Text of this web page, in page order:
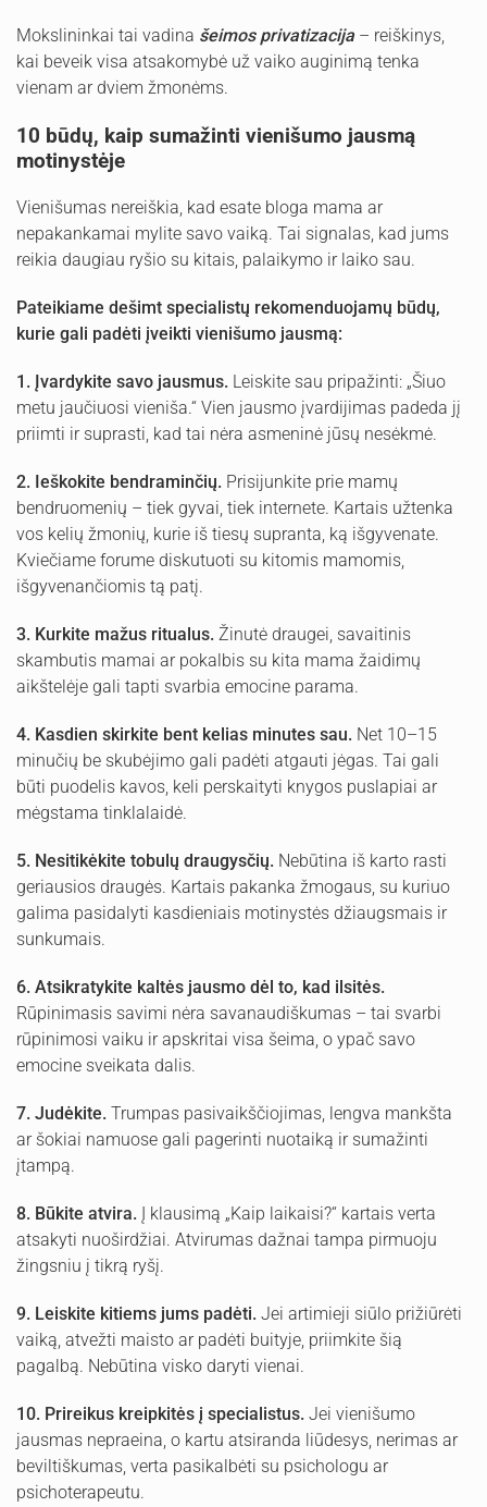
Mokslininkai tai vadina šeimos privatizacija– reiškinys,
kai beveik visa atsakomybė už vaiko auginimą tenka
vienam ar dviem žmonėms.
10 būdų, kaip sumažinti vienišumo jausmą
motinystėje
Vienišumas nereiškia, kad esate bloga mama ar
nepakankamai mylite savo vaiką. Tai signalas, kad jums
reikia daugiau ryšio su kitais, palaikymo ir laiko sau.
Pateikiame dešimt specialistų rekomenduojamų būdų,
kurie gali padėti įveikti vienišumo jausmą:
1. Įvardykite savo jausmus. Leiskite sau pripažinti: „Šiuo
metu jaučiuosi vieniša.“ Vien jausmo įvardijimas padeda jį
priimti ir suprasti, kad tai nėra asmeninė jūsų nesėkmė.
2. Ieškokite bendraminčių. Prisijunkite prie mamų
bendruomenių – tiek gyvai, tiek internete. Kartais užtenka
vos kelių žmonių, kurie iš tiesų supranta, ką išgyvenate.
Kviečiame forume diskutuoti su kitomis mamomis,
išgyvenančiomis tą patį.
3. Kurkite mažus ritualus. Žinutė draugei, savaitinis
skambutis mamai ar pokalbis su kita mama žaidimų
aikštelėje gali tapti svarbia emocine parama.
4. Kasdien skirkite bent kelias minutes sau. Net 10–15
minučių be skubėjimo gali padėti atgauti jėgas. Tai gali
būti puodelis kavos, keli perskaityti knygos puslapiai ar
mėgstama tinklalaidė.
5. Nesitikėkite tobulų draugysčių. Nebūtina iš karto rasti
geriausios draugės. Kartais pakanka žmogaus, su kuriuo
galima pasidalyti kasdieniais motinystės džiaugsmais ir
sunkumais.
6. Atsikratykite kaltės jausmo dėl to, kad ilsitės.
Rūpinimasis savimi nėra savanaudiškumas – tai svarbi
rūpinimosi vaiku ir apskritai visa šeima, o ypač savo
emocine sveikata dalis.
7. Judėkite. Trumpas pasivaikščiojimas, lengva mankšta
ar šokiai namuose gali pagerinti nuotaiką ir sumažinti
įtampą.
8. Būkite atvira. Į klausimą „Kaip laikaisi?“ kartais verta
atsakyti nuoširdžiai. Atvirumas dažnai tampa pirmuoju
žingsniu į tikrą ryšį.
9. Leiskite kitiems jums padėti. Jei artimieji siūlo prižiūrėti
vaiką, atvežti maisto ar padėti buityje, priimkite šią
pagalbą. Nebūtina visko daryti vienai.
10. Prireikus kreipkitės į specialistus. Jei vienišumo
jausmas nepraeina, o kartu atsiranda liūdesys, nerimas ar
beviltiškumas, verta pasikalbėti su psichologu ar
psichoterapeutu.